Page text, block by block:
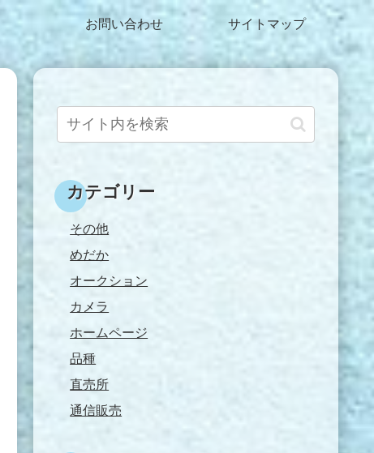
お問い合わせ サイトマップ
カテゴリー
その他
めだか
オークション
カメラ
ホームページ
品種
直売所
通信販売